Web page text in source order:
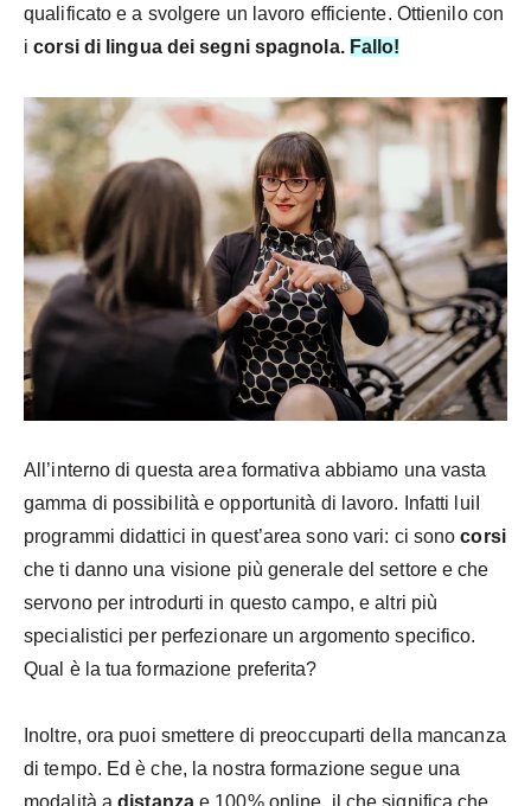
qualificato e a svolgere un lavoro efficiente. Ottienilo con
icorsi di lingua dei segni spagnola. Fallo!
All’interno di questa area formativa abbiamo una vasta
gamma di possibilità e opportunità di lavoro. Infatti lui
programmi didattici in quest’area sono vari: ci sonocorsi
che ti danno una visione più generale del settore e che
servono per introdurti in questo campo, e altri più
specialistici per perfezionare un argomento specifico.
Qual è la tua formazione preferita?
Inoltre, ora puoi smettere di preoccuparti della mancanza
di tempo. Ed è che, la nostra formazione segue una
modalità a distanza e 100% online, il che significa che